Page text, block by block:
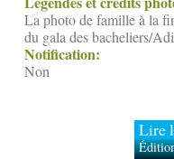
La photo de famille à la
du gala des bacheliers/
Notification:
Non
Lire